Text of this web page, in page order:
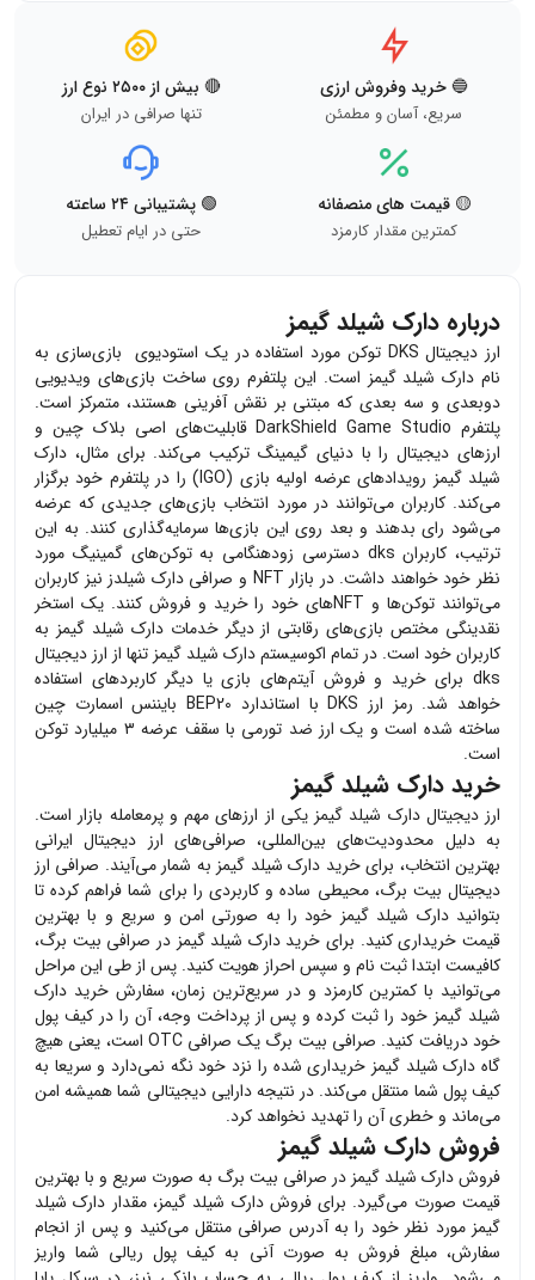
🔵 خرید وفروش ارزی
سریع، آسان و مطمئن
🔴 بیش از ۲۵۰۰ نوع ارز
تنها صرافی در ایران
🟡 قیمت های منصفانه
کمترین مقدار کارمزد
🟢 پشتیبانی ۲۴ ساعته
حتی در ایام تعطیل
درباره دارک شیلد گیمز
ارز دیجیتال DKS توکن مورد استفاده در یک استودیوی بازی‌سازی به
نام دارک شیلد گیمز است. این پلتفرم روی ساخت بازی‌های ویدیویی
دوبعدی و سه‌ بعدی که مبتنی بر نقش آفرینی هستند، متمرکز است.
پلتفرم DarkShield Game Studio قابلیت‌های اصی بلاک چین و
ارزهای دیجیتال را با دنیای گیمینگ ترکیب می‌کند. برای مثال، ‌دارک
شیلد گیمز رویدادهای عرضه اولیه بازی (IGO) را در پلتفرم خود برگزار
می‌کند. کاربران می‌توانند در مورد انتخاب بازی‌های جدیدی که عرضه
می‌شود رای بدهند و بعد روی این بازی‌ها سرمایه‌گذاری کنند. به این
ترتیب،‌ کاربران dks دسترسی زودهنگامی به توکن‌های گمینیگ مورد
نظر خود خواهند داشت. در بازار NFT و صرافی دارک شیلدز نیز کاربران
می‌‌توانند توکن‌ها و NFTهای خود را خرید و فروش کنند. یک استخر
نقدینگی مختص بازی‌های رقابتی از دیگر خدمات دارک شیلد گیمز به
کاربران خود است. در تمام اکوسیستم دارک شیلد گیمز تنها از ارز دیجیتال
dks برای خرید و فروش آیتم‌های بازی یا دیگر کاربردهای استفاده
خواهد شد. رمز ارز DKS با استاندارد BEP20 بایننس اسمارت چین
ساخته شده است و یک ارز ضد تورمی با سقف عرضه ۳ میلیارد توکن
است.
خرید دارک شیلد گیمز
ارز دیجیتالدارک شیلد گیمز یکی از ارزهای مهم و پرمعامله بازار است.
به دلیل محدودیت‌های بین‌المللی، صرافی‌های ارز دیجیتال ایرانی
بهترین انتخاب، برای خرید دارک شیلد گیمز به شمار می‌آیند. صرافی ارز
دیجیتال بیت برگ، محیطی ساده و کاربردی را برای شما فراهم کرده تا
بتوانیددارک شیلد گیمز خود را به صورتی امن و سریع و با بهترین
قیمت خریداری کنید. برای خریددارک شیلد گیمز در صرافی بیت برگ،
کافیست ابتدا ثبت نام و سپس احراز هویت کنید. پس از طی این مراحل
می‌توانید با کمترین کارمزد و در سریع‌ترین زمان، سفارش خرید دارک
شیلد گیمز خود را ثبت کرده و پس از پرداخت وجه، آن را در کیف پول
خود دریافت کنید. صرافی بیت برگ یک صرافی OTC است، یعنی هیچ
گاه دارک شیلد گیمز خریداری شده را نزد خود نگه نمی‌دارد و سریعا به
کیف پول شما منتقل می‌کند. در نتیجه دارایی دیجیتالی شما همیشه امن
می‌ماند و خطری آن را تهدید نخواهد کرد.
فروش دارک شیلد گیمز
فروشدارک شیلد گیمز در صرافی بیت برگ به صورت سریع و با بهترین
قیمت صورت می‌گیرد. برای فروشدارک شیلد گیمز، مقدار دارک شیلد
گیمز مورد نظر خود را به آدرس صرافی منتقل می‌کنید و پس از انجام
سفارش، مبلغ فروش به صورت آنی به کیف پول ریالی شما واریز